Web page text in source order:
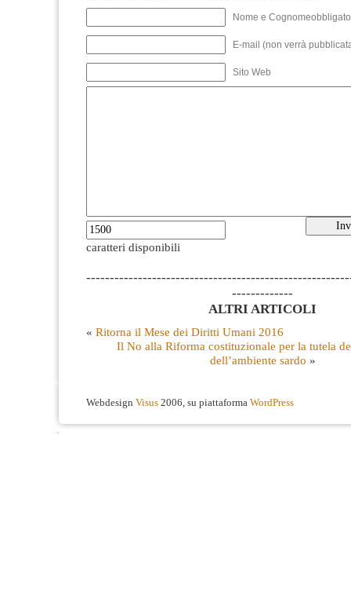
Nome e
E-mail (non verrà
Sito Web
caratteri disponibili
-------------
ALTRI ARTICOLI
« Ritorna il Mese dei Diritti Umani 2016
Il No alla Riforma costituzionale per la tutela
dell’ambiente sardo »
Webdesign Visus 2006, su piattaforma WordPress